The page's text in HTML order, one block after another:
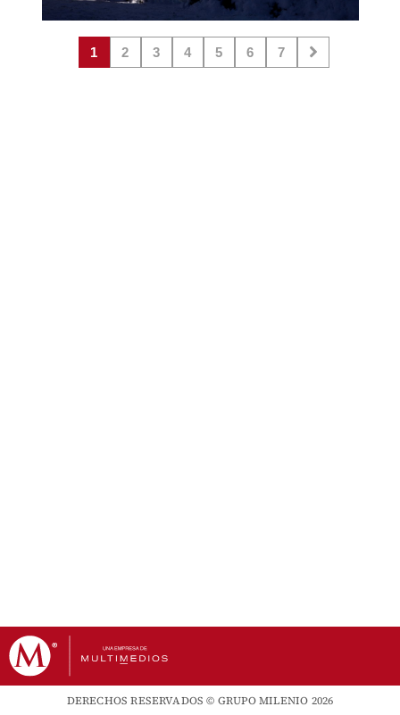
1 2 3 4 5 6 7
DERECHOS RESERVADOS © GRUPO MILENIO 2026